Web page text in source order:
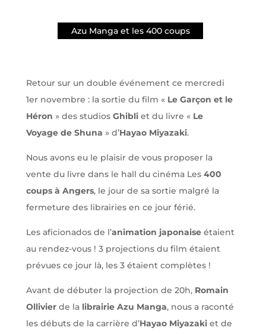
Azu Manga et les 400 coups
Retour sur un double événement ce mercredi
1er novembre : la sortie du film « Le Garçon et le
Héron » des studios Ghibliet du livre « Le
Voyage de Shuna » d’Hayao Miyazaki.
Nous avons eu le plaisir de vous proposer la
vente du livre dans le hall du cinéma Les 400
coups à Angers, le jour de sa sortie malgré la
fermeture des librairies en ce jour férié.
Les aficionados de l’animation japonaiseétaient
au rendez-vous ! 3 projections du film étaient
prévues ce jour là, les 3 étaient complètes !
Avant de débuter la projection de 20h, Romain
Ollivierde la librairie Azu Manga, nous a raconté
les débuts de la carrière d’Hayao Miyazakiet de